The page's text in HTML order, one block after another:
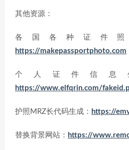
其他资源：
各国各种证件
https://makepassportphoto.com
个人证件信息
https://www.elfqrin.com/
护照MRZ长代码生成： https://
替换背景网站： https://